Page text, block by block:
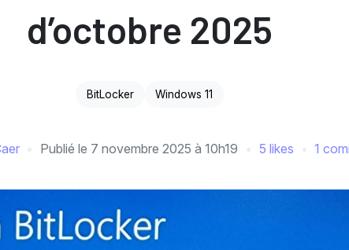
d’octobre 2025
BitLocker Windows 11
Publié le 7 novembre 2025 à 10h19 5 likes 1